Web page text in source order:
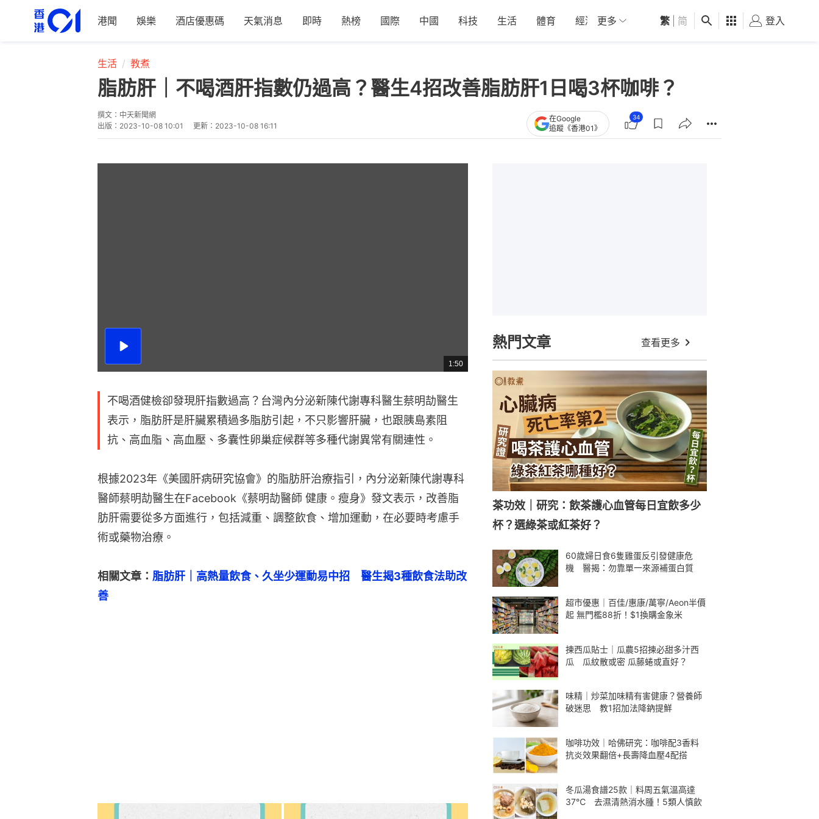
港聞 娛樂 酒店優惠碼 天氣消息 即時 熱榜 國際 中國 科技 生活 體育 經濟 01深圳 觀點 健康 好食玩飛
更多 繁 简 登入
生活 教煮
脂肪肝｜不喝酒肝指數仍過高？醫生4招改善脂肪肝1日喝3杯咖啡？
撰文： 中天新聞網
出版： 2023-10-08 10:01 更新： 2023-10-08 16:11
在Google
追蹤《香港01》
34
播
總
共
1:50
不喝酒健檢卻發現肝指數過高？​台灣內分泌新陳代謝專科醫生蔡明劼醫生
表示，脂肪肝是肝臟累積過多脂肪引起，不只影響肝臟，也跟胰島素阻
抗、高血脂、高血壓、多囊性卵巢症候群等多種代謝異常有關連性。
根據2023年《美國肝病研究協會》的脂肪肝治療指引，​內分泌新陳代謝專科
醫師蔡明劼醫生在Facebook《蔡明劼醫師 健康。瘦身》發文表示，改善脂
肪肝需要從多方面進行，包括減重、調整飲食、增加運動，在必要時考慮手
術或藥物治療。
相關文章： 脂肪肝｜高熱量飲食、久坐少運動易中招　醫生揭3種飲食法助改
善
熱門文章 查看更多
茶功效｜研究：飲茶護心血管每日宜飲多少
杯？選綠茶或紅茶好？
60歲婦日食6隻雞蛋反引發健康危
機 醫揭：勿靠單一來源補蛋白質
超市優惠｜百佳/惠康/萬寧/Aeon半價
起 無門檻88折！$1換購金象米
揀西瓜貼士｜瓜農5招揀必甜多汁西
瓜 瓜紋散或密 瓜藤蜷或直好？
味精｜炒菜加味精有害健康？營養師
破迷思 教1招加法降鈉提鮮
咖啡功效｜哈佛研究：咖啡配3香料
抗炎效果翻倍+長壽降血壓4配搭
冬瓜湯食譜25款｜料周五氣溫高達
37℃ 去濕清熱消水腫！5類人慎飲